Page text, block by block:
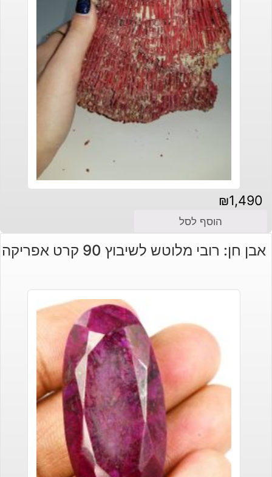
₪1,490
הוסף לסל
אבן חן: רובי מלוטש לשיבוץ 90 קרט אפריקה